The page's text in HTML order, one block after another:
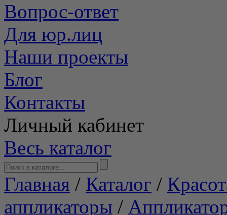
Вопрос-ответ
Для юр.лиц
Наши проекты
Блог
Контакты
Личный кабинет
Весь каталог
Главная / Каталог /
аппликаторы /